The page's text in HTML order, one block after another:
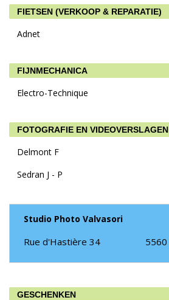
FIETSEN (VERKOOP & REPARATIE)
Adnet
FIJNMECHANICA
Electro-Technique
FOTOGRAFIE EN VIDEOVERSLAGEN
Delmont F
Sedran J - P
Studio Photo Valvasori
Rue d'Hastière 34 5560
GESCHENKEN